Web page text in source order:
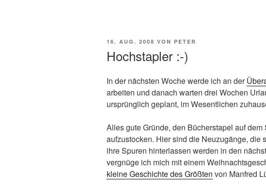
VERÖFFENTLICHT
16. AUG. 2008 VON PETER
Hochstapler :-)
In der nächsten Woche werde ich an der
arbeiten und danach warten drei Wochen
ursprünglich geplant, im Wesentlichen
Alles gute Gründe, den Bücherstapel auf
aufzustocken. Hier sind die Neuzugänge, die
ihre Spuren hinterlassen werden in den
vergnüge ich mich mit einem
kleine Geschichte des Größten von Manfred